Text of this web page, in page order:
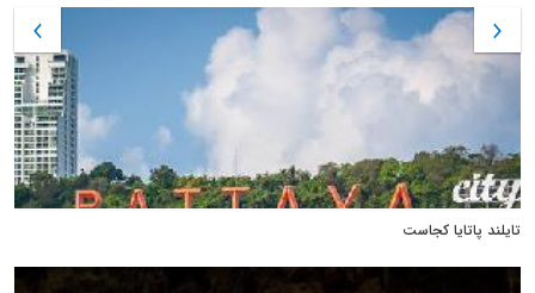
تایلند پاتایا کجاست